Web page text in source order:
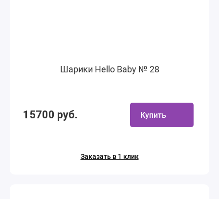
Шарики Hello Baby № 28
15700 руб. Купить
Заказать в 1 клик